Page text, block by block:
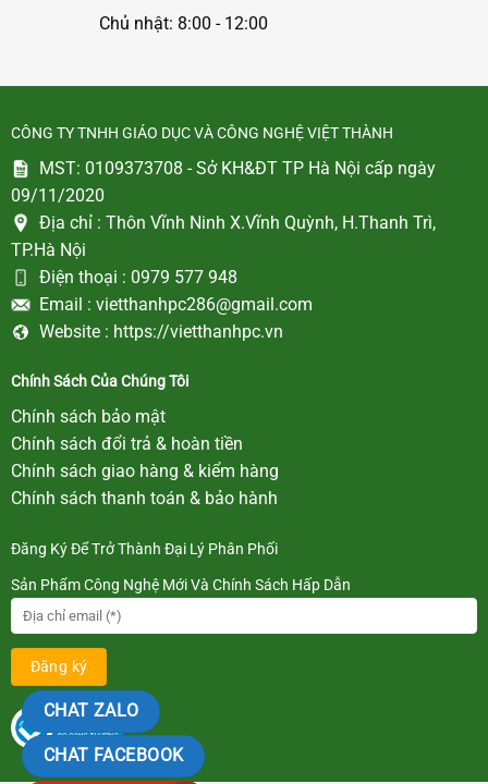
Chủ nhật: 8:00 - 12:00
CÔNG TY TNHH GIÁO DỤC VÀ CÔNG NGHỆ VIỆT THÀNH
MST: 0109373708 - Sở KH&ĐT TP Hà Nội cấp ngày
09/11/2020
Địa chỉ : Thôn Vĩnh Ninh X.Vĩnh Quỳnh, H.Thanh Trì,
TP.Hà Nội
Điện thoại : 0979 577 948
Email : vietthanhpc286@gmail.com
Website : https://vietthanhpc.vn
Chính Sách Của Chúng Tôi
Chính sách bảo mật
Chính sách đổi trả & hoàn tiền
Chính sách giao hàng & kiểm hàng
Chính sách thanh toán & bảo hành
Đăng Ký Để Trở Thành Đại Lý Phân Phối
Sản Phẩm Công Nghệ Mới Và Chính Sách Hấp Dẫn
CHAT ZALO
CHAT FACEBOOK